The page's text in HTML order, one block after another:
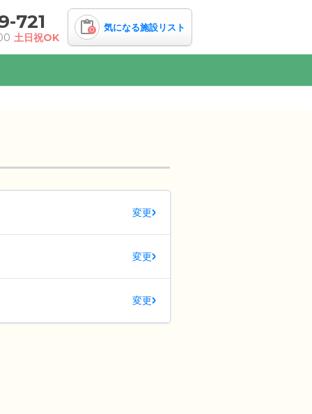
721
土日祝OK
0 気になる施設リスト
変更
変更
変更